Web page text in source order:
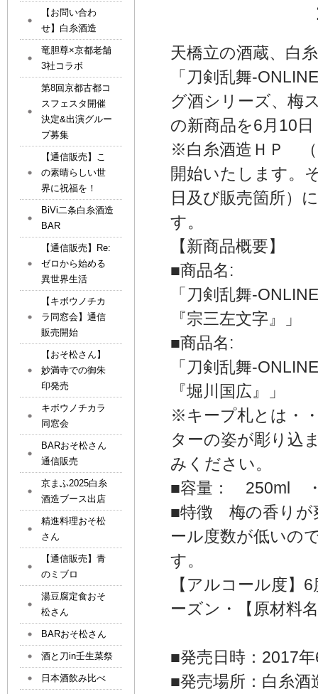
天橋立の酒蔵、白
「刀剣乱舞-
グ酒シリーズ、梅
の新商品を6月10
※白糸酒造ＨＰ （
開始いたします。
日及び販売箇所）
す。
【新商品概要】
■商品名:
「刀剣乱舞-
『宗三左文字』」
■商品名:
「刀剣乱舞-
『堀川国広』」
※キープ札とは・
ターの姿が彫り込
みください。
■容量： 250ml
■特徴 梅の香りが
ール度数が低いの
す。
【アルコール度
ーズン・【原材料
■発売日時：2017
■発売場所：白糸酒
【お問い合わ
せ】白糸酒造
竜胆尊×京都老舗
3社コラボ
第8回京都古都コ
スフェスタ開催
決定&出演グルー
プ募集
【通信販売】こ
の素晴らしい世
界に祝福を！
BiVi二条白糸酒造
BAR
【通信販売】Re:
ゼロから始める
異世界生活
【キボウノチカ
ラ同窓会】通信
販売開始
【おそ松さん】
妙満寺での御朱
印発売
キボウノチカラ
同窓会
BARおそ松さん
通信販売
京まふ2025白糸
酒造ブース出店
精進料理おそ松
さん
【通信販売】青
のミブロ
湯豆腐定食おそ
松さん
BARおそ松さん
酒と刀in壬生菜祭
日本酒飲み比べ